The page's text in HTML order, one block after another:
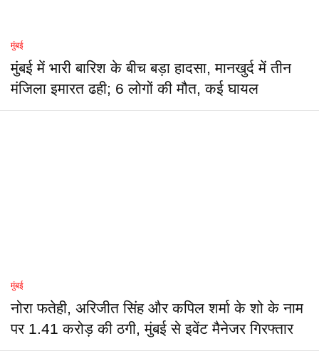
मुंबई
मुंबई में भारी बारिश के बीच बड़ा हादसा, मानखुर्द में तीन
मंजिला इमारत ढही; 6 लोगों की मौत, कई घायल
मुंबई
नोरा फतेही, अरिजीत सिंह और कपिल शर्मा के शो के नाम
पर 1.41 करोड़ की ठगी, मुंबई से इवेंट मैनेजर गिरफ्तार